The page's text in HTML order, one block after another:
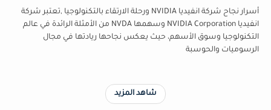
أسرار نجاح شركة انفيديا NVIDIA ورحلة الارتقاء بالتكنولوجيا ,تعتبر شركة
انفيديا NVIDIA Corporation وسهمها NVDA من الأمثلة الرائدة في عالم
التكنولوجيا وسوق الأسهم، حيث يعكس نجاحها ريادتها في مجال
الرسوميات والحوسبة
شاهد المزيد